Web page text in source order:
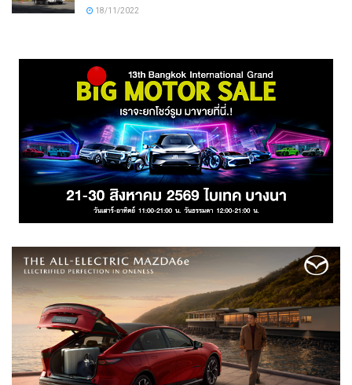
18/11/2022